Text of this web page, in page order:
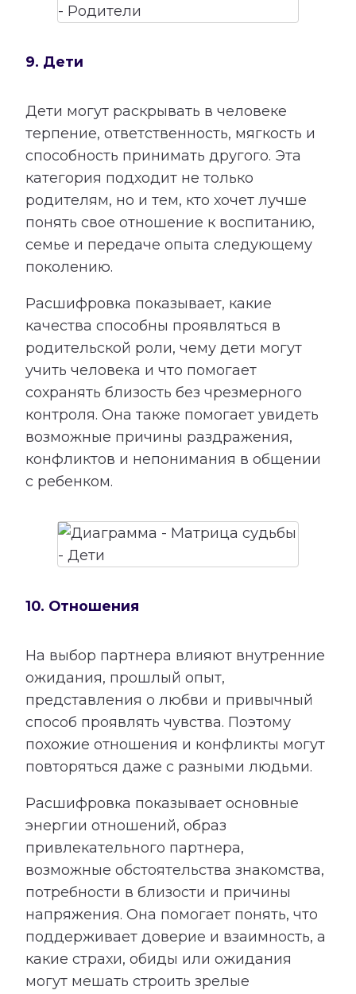
9. Дети
Дети могут раскрывать в человеке
терпение, ответственность, мягкость и
способность принимать другого. Эта
категория подходит не только
родителям, но и тем, кто хочет лучше
понять свое отношение к воспитанию,
семье и передаче опыта следующему
поколению.
Расшифровка показывает, какие
качества способны проявляться в
родительской роли, чему дети могут
учить человека и что помогает
сохранять близость без чрезмерного
контроля. Она также помогает увидеть
возможные причины раздражения,
конфликтов и непонимания в общении
с ребенком.
10. Отношения
На выбор партнера влияют внутренние
ожидания, прошлый опыт,
представления о любви и привычный
способ проявлять чувства. Поэтому
похожие отношения и конфликты могут
повторяться даже с разными людьми.
Расшифровка показывает основные
энергии отношений, образ
привлекательного партнера,
возможные обстоятельства знакомства,
потребности в близости и причины
напряжения. Она помогает понять, что
поддерживает доверие и взаимность, а
какие страхи, обиды или ожидания
могут мешать строить зрелые